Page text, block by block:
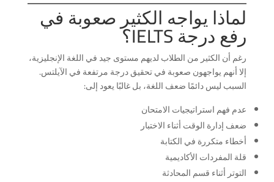
لماذا يواجه الكثير صعوبة في
رفع درجة IELTS؟
رغم أن الكثير من الطلاب لديهم مستوى جيد في اللغة الإنجليزية،
إلا أنهم يواجهون صعوبة في تحقيق درجة مرتفعة في الآيلتس.
السبب ليس دائمًا ضعف اللغة، بل غالبًا يعود إلى:
عدم فهم استراتيجيات الامتحان
ضعف إدارة الوقت أثناء الاختبار
أخطاء متكررة في الكتابة
قلة المفردات الأكاديمية
التوتر أثناء قسم المحادثة